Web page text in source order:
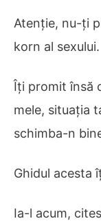
Atenție, nu-ți
korn al sexului.
Îți promit însă
mele, situația
schimba-n
Ghidul acesta
Ia-l acum,